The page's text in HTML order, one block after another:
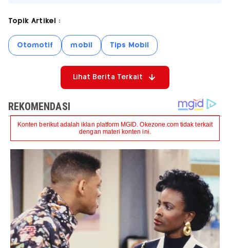
Topik Artikel :
Otomotif mobil Tips Mobil
Lihat Berita Terkait